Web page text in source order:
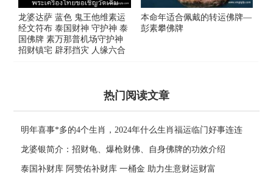
龙婆达萨 蓝色 鬼王他维素运
经文符布 泰国财神 守护神 泰
国佛牌 素万那普机场守护神
招财镇宅 辟邪挡灾 人缘六合
本命年适合佩戴的转运佛牌—
彭素攀佛牌
热门阅读文章
明年喜事*多的4个生肖，2024年什么生肖福运临门好事连连
龙婆银简介：招财龟、爆枪财佛、自身佛牌的功效介绍
泰国补财库 阿赞佑补财库 一桶金 助力生意财运财富